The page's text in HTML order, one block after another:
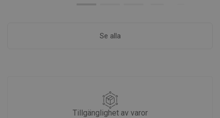
Se alla
Tillgänglighet av varor